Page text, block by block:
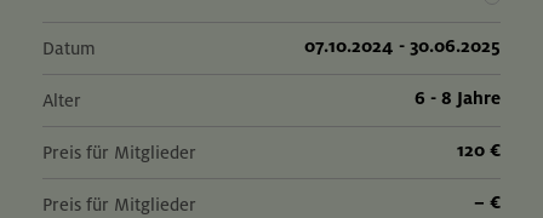
Datum 07.10.2024 - 30.06.2025
Alter 6 - 8 Jahre
Preis für Mitglieder 120 €
Preis für Mitglieder
– €